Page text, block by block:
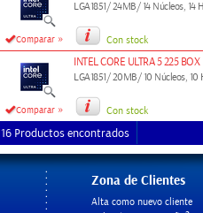
Comparar »
LGA1851/ 24MB/ 14 Núcleos,
Con stock
Comparar »
INTEL CORE ULTRA 5 225 BOX
LGA1851/ 20MB/ 10 Núcleos,
Con stock
16 Productos encontrados
Zona de Clientes
Alta como nuevo cliente